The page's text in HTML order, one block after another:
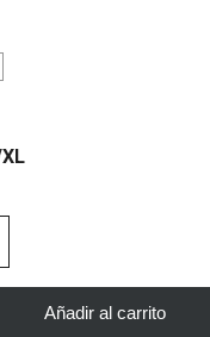
Añadir al carrito